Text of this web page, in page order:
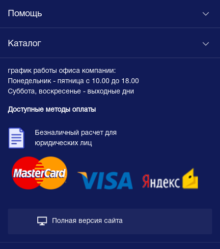
Помощь
Каталог
график работы офиса компании:
Понедельник - пятница с 10.00 до 18.00
Суббота, воскресенье - выходные дни
Доступные методы оплаты
Безналичный расчет для
юридических лиц
Полная версия сайта